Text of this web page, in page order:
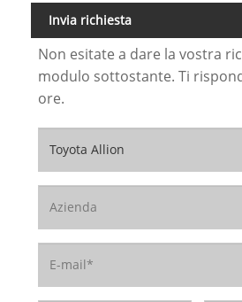
Invia richiesta
Non esitate a dare la vostra
modulo sottostante. Ti
ore.